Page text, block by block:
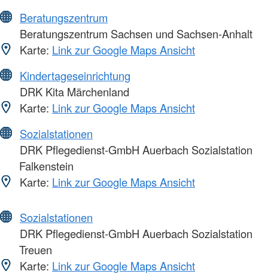
Beratungszentrum
Beratungszentrum Sachsen und Sachsen-Anhalt
Karte: Link zur Google Maps Ansicht
Kindertageseinrichtung
DRK Kita Märchenland
Karte: Link zur Google Maps Ansicht
Sozialstationen
DRK Pflegedienst-GmbH Auerbach Sozialstation
Falkenstein
Karte: Link zur Google Maps Ansicht
Sozialstationen
DRK Pflegedienst-GmbH Auerbach Sozialstation
Treuen
Karte: Link zur Google Maps Ansicht